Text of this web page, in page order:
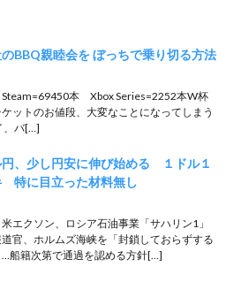
のBBQ親睦会を ぼっちで乗り切る方法
本 Xbox Series=2252本W杯
ットのお値段、大変なことになってしまう
、バ[…]
円、少し円安に伸び始める １ドル１
特に目立った材料無し
米エクソン、ロシア石油事業「サハリン1」
官、ホルムズ海峡を「封鎖しておらずする
船籍次第で通過を認める方針[…]